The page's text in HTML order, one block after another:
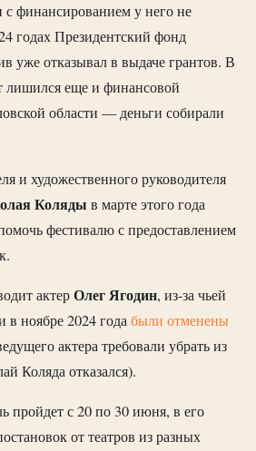
с финансированием у него не
годах Президентский фонд
уже отказывал в выдаче грантов. В
лишился еще и финансовой
области — деньги собирали
и художественного руководителя
Коляды в марте этого года
фестивалю с предоставлением
актерОлег Ягодин, из-за чьей
в ноябре 2024 годабыли отменены
актера требовали убрать из
Коляда отказался).
пройдет с 20 по 30 июня, в его
от театров из разных